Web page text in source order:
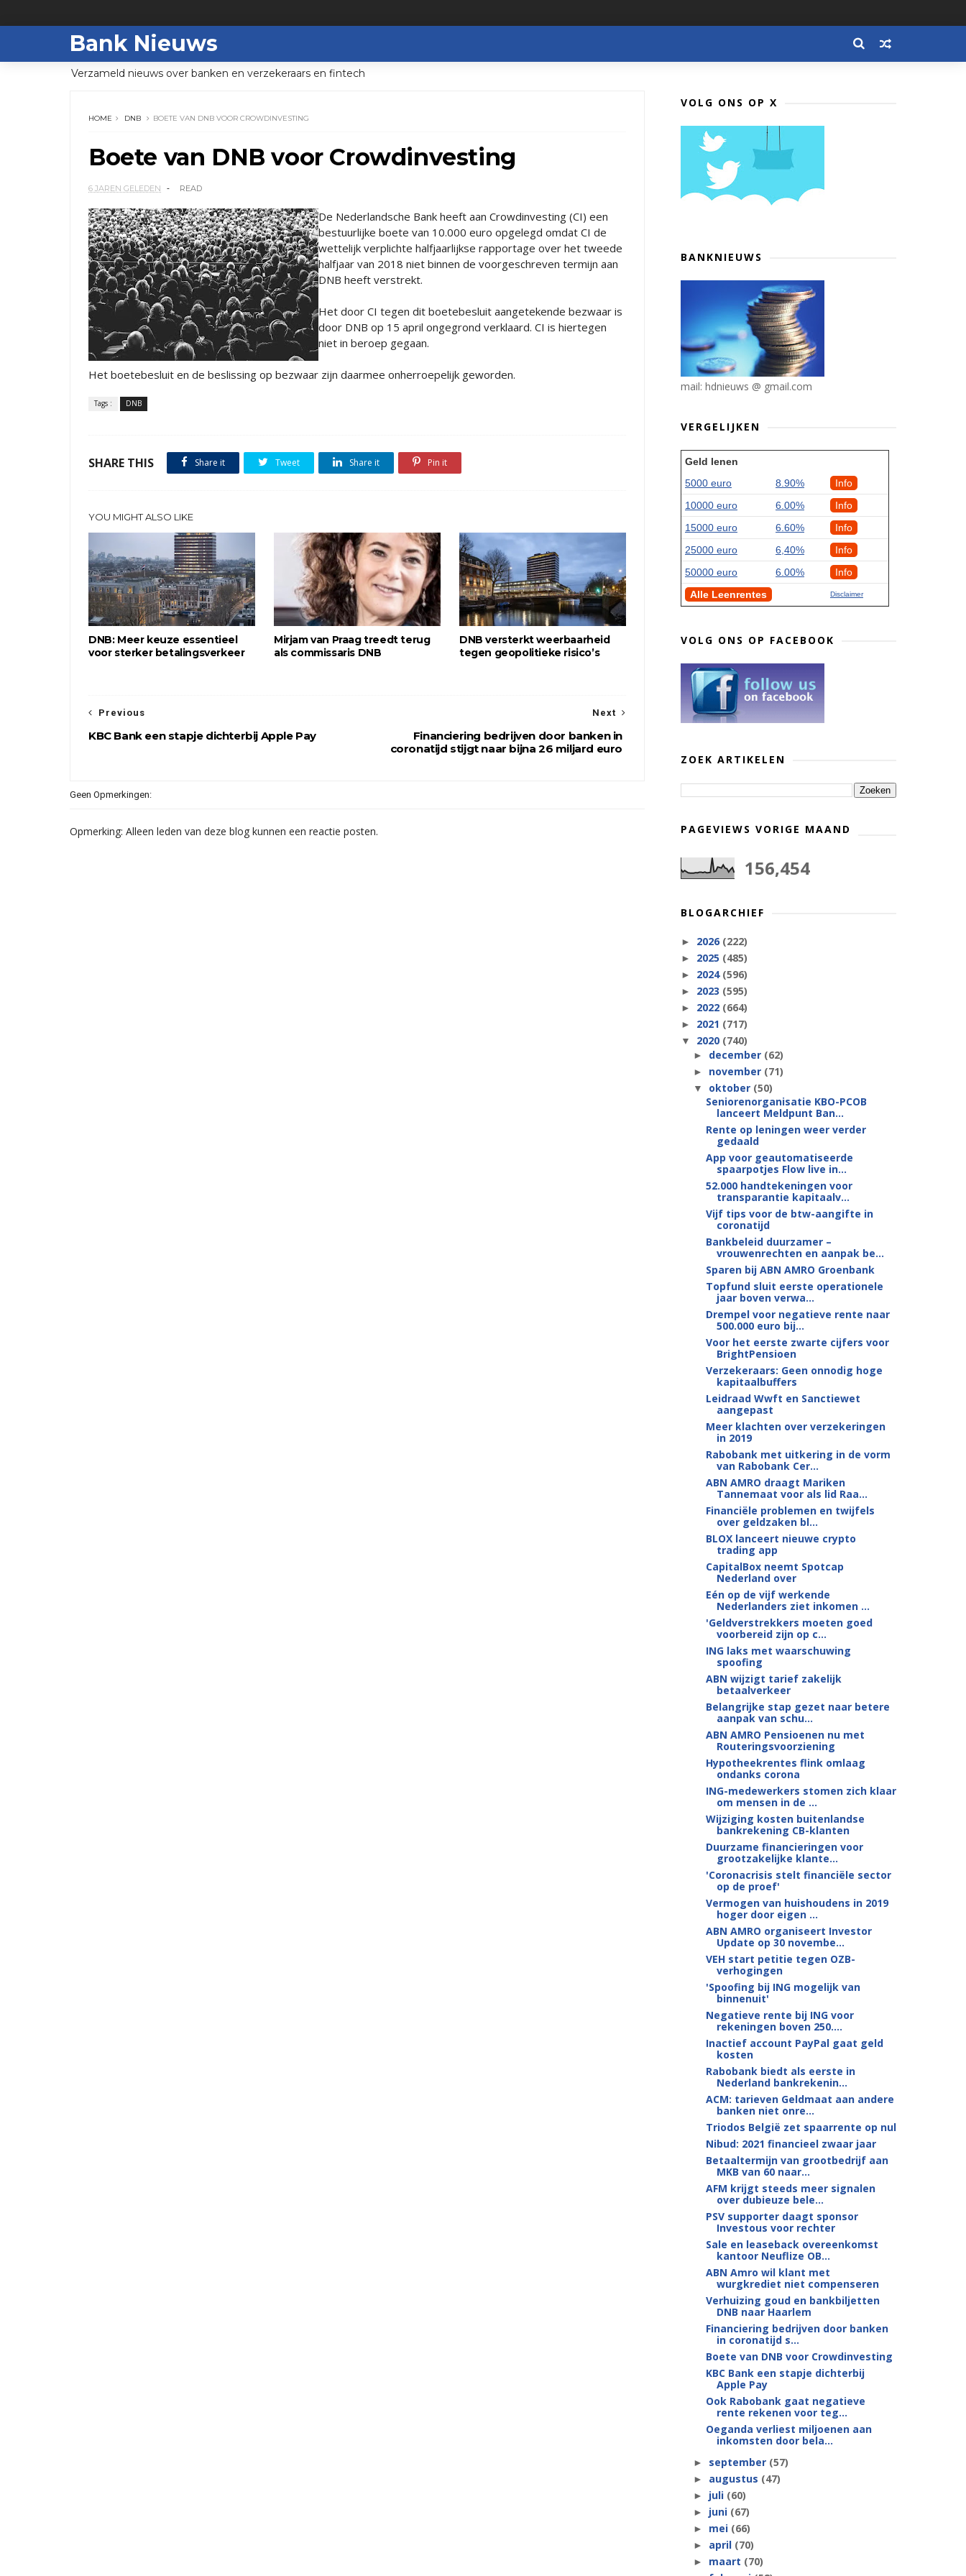
Bank Nieuws
Verzameld nieuws over banken en verzekeraars en fintech
HOME DNB BOETE VAN DNB VOOR CROWDINVESTING
Boete van DNB voor Crowdinvesting
6 JAREN GELEDEN READ
De Nederlandsche Bank heeft aan Crowdinvesting (CI) een
bestuurlijke boete van 10.000 euro opgelegd omdat CI de
wettelijk verplichte halfjaarlijkse rapportage over het tweede
halfjaar van 2018 niet binnen de voorgeschreven termijn aan
DNB heeft verstrekt.
Het door CI tegen dit boetebesluit aangetekende bezwaar is
door DNB op 15 april ongegrond verklaard. CI is hiertegen
niet in beroep gegaan.
Het boetebesluit en de beslissing op bezwaar zijn daarmee onherroepelijk geworden.
Tags : DNB
SHARE THIS Share it Tweet Share it Pin it
YOU MIGHT ALSO LIKE
DNB: Meer keuze essentieel
voor sterker betalingsverkeer
Mirjam van Praag treedt terug
als commissaris DNB
DNB versterkt weerbaarheid
tegen geopolitieke risico’s
Next
Financiering bedrijven door banken in
coronatijd stijgt naar bijna 26 miljard euro
Previous
KBC Bank een stapje dichterbij Apple Pay
Geen Opmerkingen:
Opmerking: Alleen leden van deze blog kunnen een reactie posten.
VOLG ONS OP X
BANKNIEUWS
mail: hdnieuws @ gmail.com
VERGELIJKEN
Geld lenen
5000 euro
8.90%
Info
10000 euro
6.00%
Info
15000 euro
6.60%
Info
25000 euro
6,40%
Info
50000 euro
6.00%
Info
Alle Leenrentes
Disclaimer
VOLG ONS OP FACEBOOK
ZOEK ARTIKELEN
PAGEVIEWS VORIGE MAAND
156,454
BLOGARCHIEF
► 2026 (222)
► 2025 (485)
► 2024 (596)
► 2023 (595)
► 2022 (664)
► 2021 (717)
▼ 2020 (740)
► december (62)
► november (71)
▼ oktober (50)
Seniorenorganisatie KBO-PCOB
lanceert Meldpunt Ban...
Rente op leningen weer verder
gedaald
App voor geautomatiseerde
spaarpotjes Flow live in...
52.000 handtekeningen voor
transparantie kapitaalv...
Vijf tips voor de btw-aangifte in
coronatijd
Bankbeleid duurzamer –
vrouwenrechten en aanpak be...
Sparen bij ABN AMRO Groenbank
Topfund sluit eerste operationele
jaar boven verwa...
Drempel voor negatieve rente naar
500.000 euro bij...
Voor het eerste zwarte cijfers voor
BrightPensioen
Verzekeraars: Geen onnodig hoge
kapitaalbuffers
Leidraad Wwft en Sanctiewet
aangepast
Meer klachten over verzekeringen
in 2019
Rabobank met uitkering in de vorm
van Rabobank Cer...
ABN AMRO draagt Mariken
Tannemaat voor als lid Raa...
Financiële problemen en twijfels
over geldzaken bl...
BLOX lanceert nieuwe crypto
trading app
CapitalBox neemt Spotcap
Nederland over
Eén op de vijf werkende
Nederlanders ziet inkomen ...
'Geldverstrekkers moeten goed
voorbereid zijn op c...
ING laks met waarschuwing
spoofing
ABN wijzigt tarief zakelijk
betaalverkeer
Belangrijke stap gezet naar betere
aanpak van schu...
ABN AMRO Pensioenen nu met
Routeringsvoorziening
Hypotheekrentes flink omlaag
ondanks corona
ING-medewerkers stomen zich klaar
om mensen in de ...
Wijziging kosten buitenlandse
bankrekening CB-klanten
Duurzame financieringen voor
grootzakelijke klante...
'Coronacrisis stelt financiële sector
op de proef'
Vermogen van huishoudens in 2019
hoger door eigen ...
ABN AMRO organiseert Investor
Update op 30 novembe...
VEH start petitie tegen OZB-
verhogingen
'Spoofing bij ING mogelijk van
binnenuit'
Negatieve rente bij ING voor
rekeningen boven 250....
Inactief account PayPal gaat geld
kosten
Rabobank biedt als eerste in
Nederland bankrekenin...
ACM: tarieven Geldmaat aan andere
banken niet onre...
Triodos België zet spaarrente op nul
Nibud: 2021 financieel zwaar jaar
Betaaltermijn van grootbedrijf aan
MKB van 60 naar...
AFM krijgt steeds meer signalen
over dubieuze bele...
PSV supporter daagt sponsor
Investous voor rechter
Sale en leaseback overeenkomst
kantoor Neuflize OB...
ABN Amro wil klant met
wurgkrediet niet compenseren
Verhuizing goud en bankbiljetten
DNB naar Haarlem
Financiering bedrijven door banken
in coronatijd s...
Boete van DNB voor Crowdinvesting
KBC Bank een stapje dichterbij
Apple Pay
Ook Rabobank gaat negatieve
rente rekenen voor teg...
Oeganda verliest miljoenen aan
inkomsten door bela...
► september (57)
► augustus (47)
► juli (60)
► juni (67)
► mei (66)
► april (70)
► maart (70)